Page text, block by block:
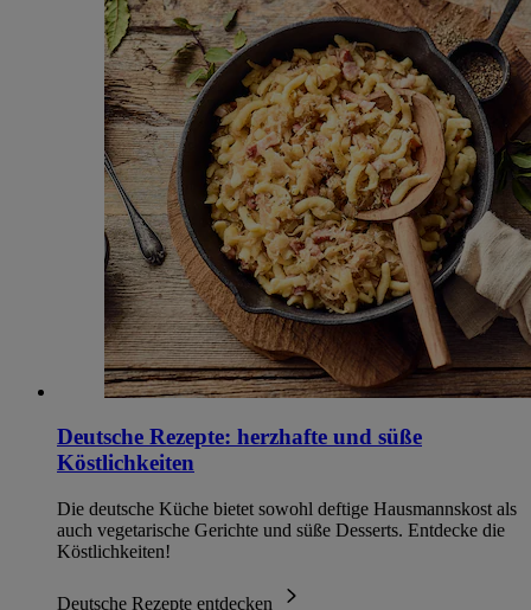
Deutsche Rezepte: herzhafte und süße
Köstlichkeiten
Die deutsche Küche bietet sowohl deftige Hausmannskost als
auch vegetarische Gerichte und süße Desserts. Entdecke die
Köstlichkeiten!
Deutsche Rezepte entdecken